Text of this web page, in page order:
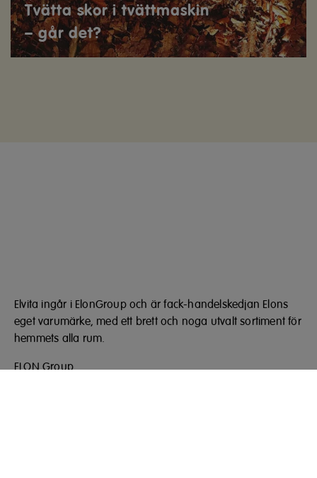
Tvätta skor i tvättmaskin
– går det?
Elvita ingår i ElonGroup och är fack-handelskedjan Elons
eget varumärke, med ett brett och noga utvalt sortiment för
hemmets alla rum.
ELON Group